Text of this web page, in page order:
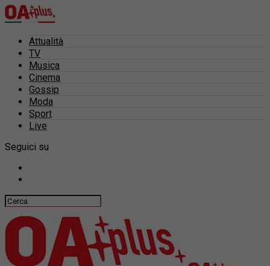
Attualità
TV
Musica
Cinema
Gossip
Moda
Sport
Live
Seguici su